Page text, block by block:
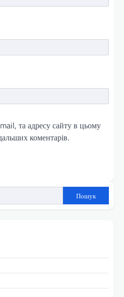
та адресу сайту в цьому
коментарів.
Пошук